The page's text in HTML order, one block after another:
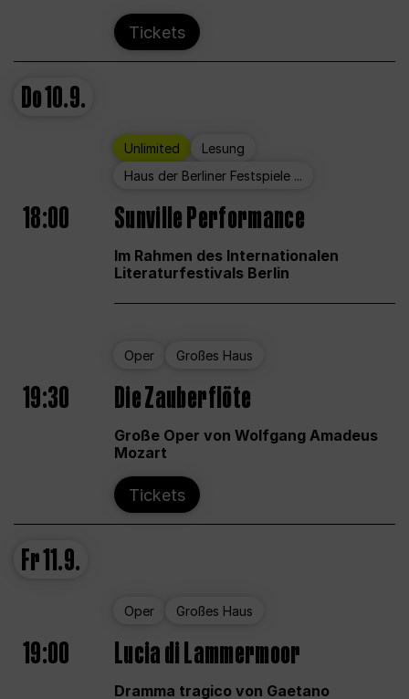
Tickets
Do10.9.
Unlimited
Lesung
Haus der Berliner Festspiele ...
18:00 Sunville Performance
Im Rahmen des Internationalen
Literaturfestivals Berlin
Oper Großes Haus
19:30 Die Zauberflöte
Große Oper von Wolfgang Amadeus
Mozart
Tickets
Fr11.9.
Oper Großes Haus
19:00 Lucia di Lammermoor
Dramma tragico von Gaetano